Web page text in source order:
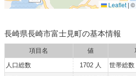
Leaflet |
長崎県長崎市富士見町の基本情報
項目名 値
人口総数
1702 人 世帯総数